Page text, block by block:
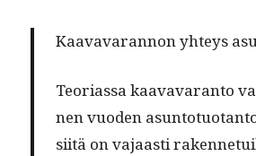
Kaavavaran­non yhteys
Teo­ri­as­sa kaavavaran­to
nen vuo­den
siitä on vajaasti